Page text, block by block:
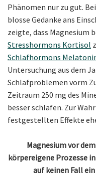
Phänomen nur zu gut.
blosse Gedanke ans
zeigte, dass Magnesium
Stresshormons Kortisol
Schlafhormons
Untersuchung aus dem
Schlafproblemen vorm
Zeitraum 250 mg des
besser schlafen. Zur
festgestellten Effekte
Magnesium vor
körpereigene Prozesse
auf keinen Fall